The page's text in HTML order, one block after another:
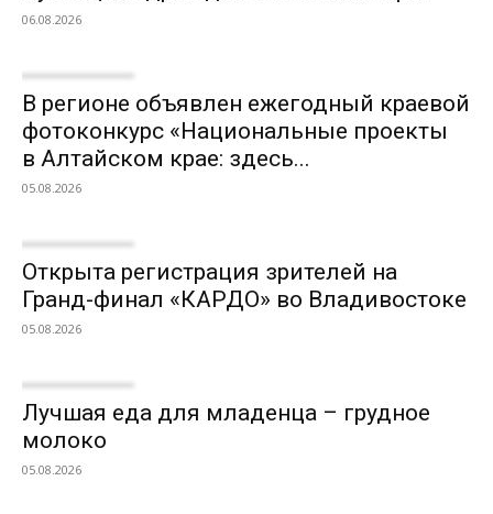
06.08.2026
В регионе объявлен ежегодный краевой
фотоконкурс «Национальные проекты
в Алтайском крае: здесь...
05.08.2026
Открыта регистрация зрителей на
Гранд-финал «КАРДО» во Владивостоке
05.08.2026
Лучшая еда для младенца – грудное
молоко
05.08.2026